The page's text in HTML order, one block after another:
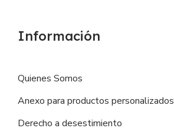
Información
Quienes Somos
Anexo para productos personalizados
Derecho a desestimiento